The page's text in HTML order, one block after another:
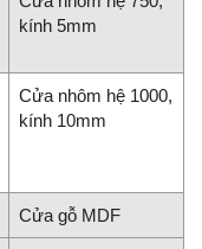
kính 5mm
Cửa nhôm hệ 1000,
kính 10mm
Cửa gỗ MDF